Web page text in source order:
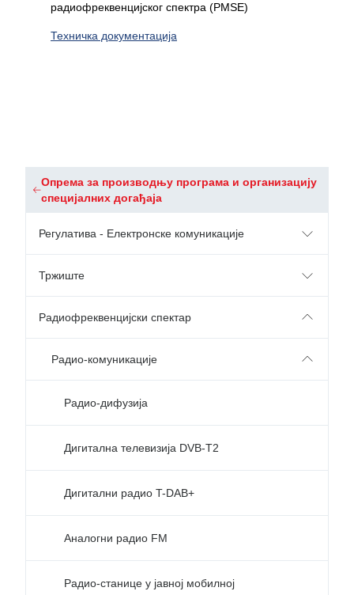
Oпрема за производњу програма и организацију
специјалних догађаја
Регулатива - Електронске комуникације
Тржиште
Радиофреквенцијски спектар
Радио-комуникације
Радио-дифузија
Дигитална телевизија DVB-T2
Дигитални радио T-DAB+
Аналогни радио FM
Радио-станице у јавној мобилној
радиофреквенцијског спектра (PMSE)
Техничка документација